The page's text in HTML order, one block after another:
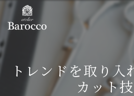
トレンドを取り入
カット